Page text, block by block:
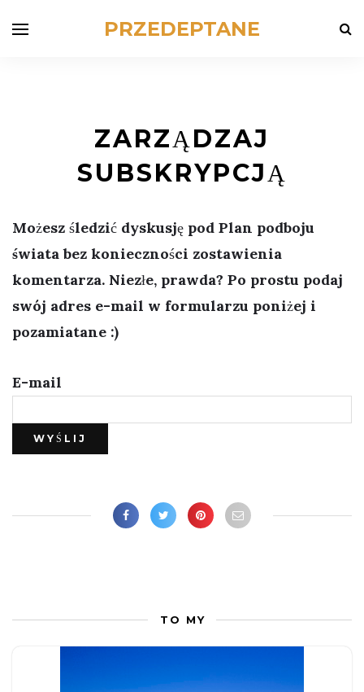
PRZEDEPTANE
ZARZĄDZAJ
SUBSKRYPCJĄ
Możesz śledzić dyskusję pod Plan podboju
światabez konieczności zostawienia
komentarza. Niezłe, prawda? Po prostu podaj
swój adres e-mail w formularzu poniżej i
pozamiatane :)
E-mail
TO MY